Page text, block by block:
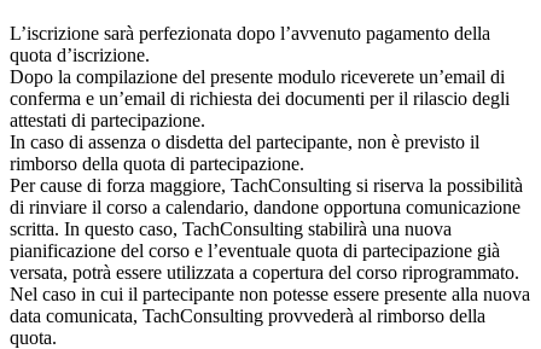
L’iscrizione sarà perfezionata dopo l’avvenuto pagamento della
quota d’iscrizione.
Dopo la compilazione del presente modulo riceverete un’email di
conferma e un’email di richiesta dei documenti per il rilascio degli
attestati di partecipazione.
In caso di assenza o disdetta del partecipante, non è previsto il
rimborso della quota di partecipazione.
Per cause di forza maggiore, TachConsulting si riserva la possibilità
di rinviare il corso a calendario, dandone opportuna comunicazione
scritta. In questo caso, TachConsulting stabilirà una nuova
pianificazione del corso e l’eventuale quota di partecipazione già
versata, potrà essere utilizzata a copertura del corso riprogrammato.
Nel caso in cui il partecipante non potesse essere presente alla nuova
data comunicata, TachConsulting provvederà al rimborso della
quota.